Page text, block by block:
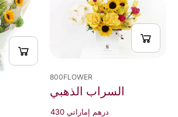
800FLOWER
السراب الذهبي
430 درهم إماراتي